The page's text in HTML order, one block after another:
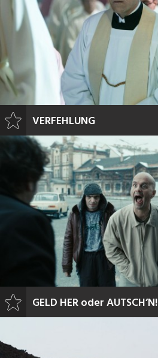
VERFEHLUNG
GELD HER oder AUTSCH’N!